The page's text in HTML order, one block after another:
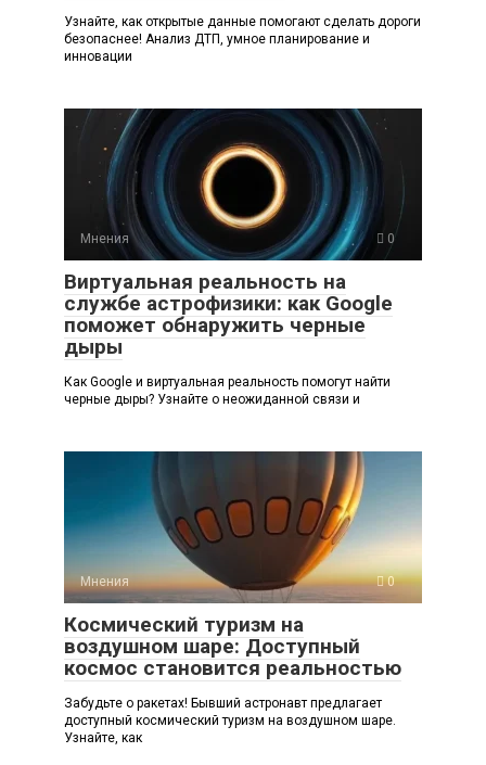
Узнайте, как открытые данные помогают сделать дороги
безопаснее! Анализ ДТП, умное планирование и
инновации
Мнения 0
Виртуальная реальность на
службе астрофизики: как Google
поможет обнаружить черные
дыры
Как Google и виртуальная реальность помогут найти
черные дыры? Узнайте о неожиданной связи и
Мнения 0
Космический туризм на
воздушном шаре: Доступный
космос становится реальностью
Забудьте о ракетах! Бывший астронавт предлагает
доступный космический туризм на воздушном шаре.
Узнайте, как